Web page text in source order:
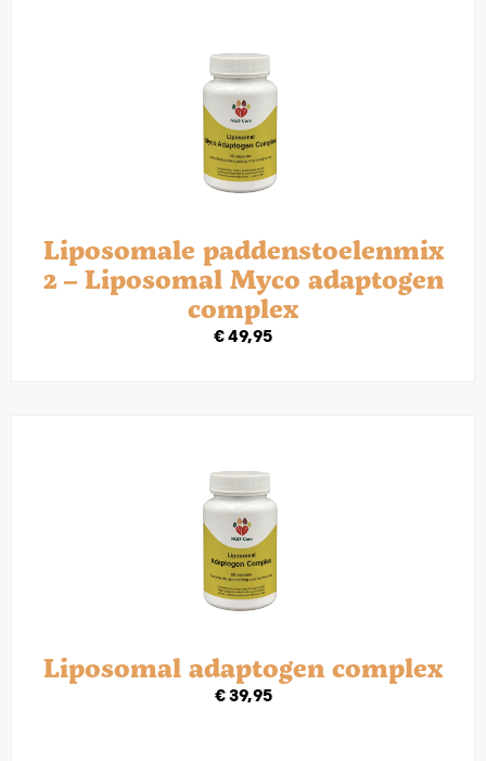
Liposomale paddenstoelenmix
2 – Liposomal Myco adaptogen
complex
€49,95
Liposomal adaptogen complex
€39,95